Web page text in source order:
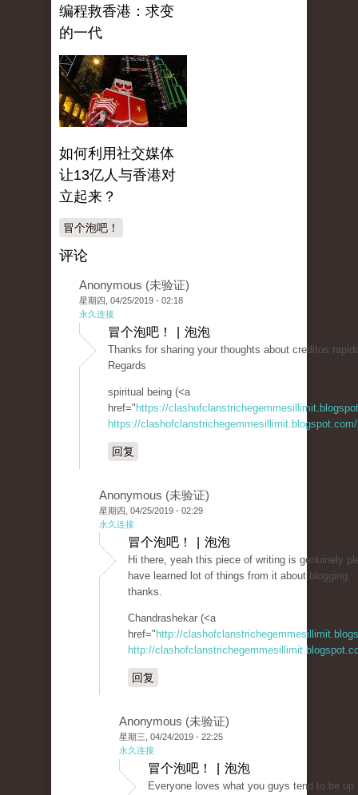
编程救香港：求变
的一代
如何利用社交媒体
让13亿人与香港对
立起来？
冒个泡吧！
评论
Anonymous (未验证)
星期四, 04/25/2019 - 02:18
永久连接
冒个泡吧！ | 泡泡
Thanks for sharing your thoughts about creditos
Regards
spiritual being (<a
href=" https://
https://
回复
Anonymous (未验证)
星期四, 04/25/2019 - 02:29
永久连接
冒个泡吧！ | 泡泡
Hi there, yeah this piece of writing is genuinely
have learned lot of things from it about blogging.
thanks.
Chandrashekar (<a
href=" http://
http://
回复
Anonymous (未验证)
星期三, 04/24/2019 - 22:25
永久连接
冒个泡吧！ | 泡泡
Everyone loves what you guys tend to be up